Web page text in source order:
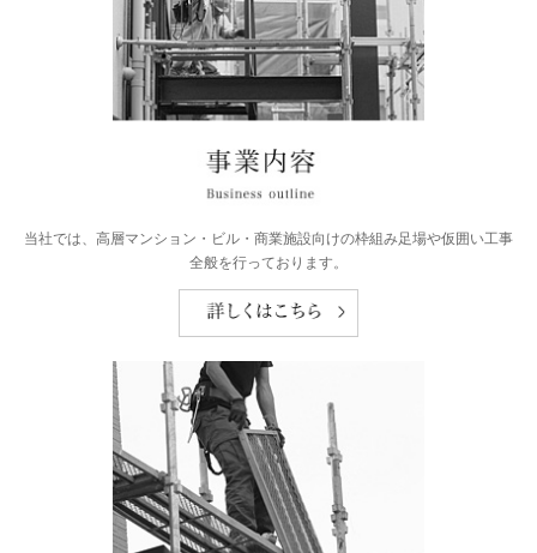
当社では、高層マンション・ビル・商業施設向けの枠組み足場や仮囲い工事
全般を行っております。